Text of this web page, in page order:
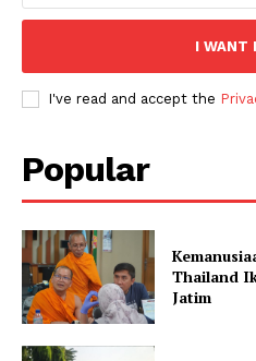
I WANT
I've read and accept the
Popular
Thailand
Jatim